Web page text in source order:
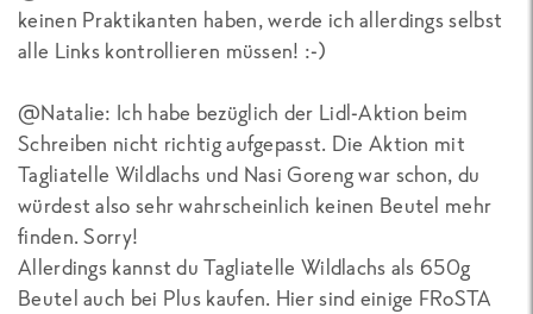
keinen Praktikanten haben, werde ich allerdings selbst
alle Links kontrollieren müssen! :-)
@Natalie: Ich habe bezüglich der Lidl-Aktion beim
Schreiben nicht richtig aufgepasst. Die Aktion mit
Tagliatelle Wildlachs und Nasi Goreng war schon, du
würdest also sehr wahrscheinlich keinen Beutel mehr
finden. Sorry!
Allerdings kannst du Tagliatelle Wildlachs als 650g
Beutel auch bei Plus kaufen. Hier sind einige FRoSTA